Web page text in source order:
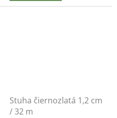
Stuha čiernozlatá 1,2 cm
/ 32 m